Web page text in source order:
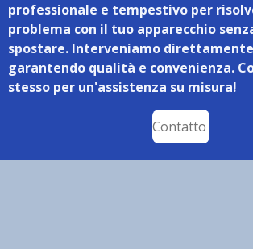
professionale e tempestivo per
problema con il tuo apparecchio
spostare. Interveniamo
garantendo qualità e convenienza.
stesso per un'assistenza su misura!
Contatto